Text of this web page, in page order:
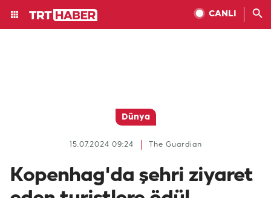
CANLI
Dünya
The Guardian
15.07.2024 09:24
Kopenhag'da şehri ziyaret